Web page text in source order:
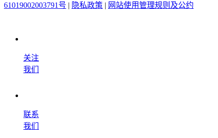
61019002003791号 | 隐私政策 | 网站使用管理规则及公约
关注
我们
联系
我们